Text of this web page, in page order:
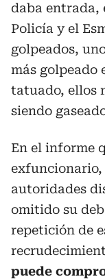
daba entrada,
Policía y el
golpeados,
más golpeado
tatuado, ellos
siendo
En el informe
exfuncionario,
autoridades
omitido su
repetición de
puede